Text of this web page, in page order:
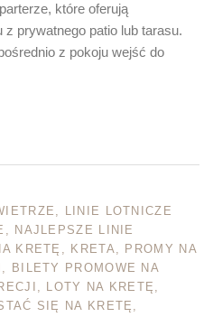
które oferują
prywatnego patio lub tarasu.
z pokoju wejść do
,
LINIE LOTNICZE
, NAJLEPSZE LINIE
KRETĘ , KRETA, PROMY NA
,
BILETY PROMOWE NA
, LOTY NA KRETĘ ,
SIĘ NA KRETĘ,